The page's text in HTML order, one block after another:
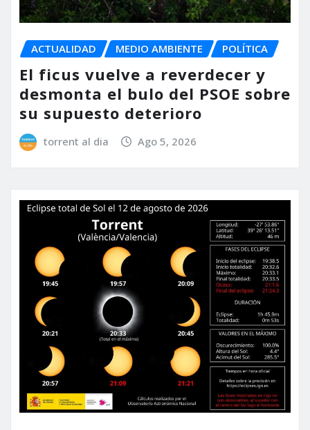
ACTUALIDAD MEDIO AMBIENTE POLÍTICA
El ficus vuelve a reverdecer y
desmonta el bulo del PSOE sobre
su supuesto deterioro
torrent al dia Ago 5, 2026